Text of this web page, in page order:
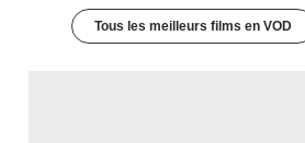
Tous les meilleurs films en VOD